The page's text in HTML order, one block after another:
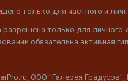
только для частного и
разрешена только для
обязательна активная
ООО "Галерея